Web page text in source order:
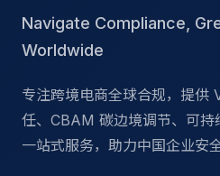
Navigate Compliance,
Worldwide
专注跨境电商全球合规，提供
任、CBAM 碳边境调节、可持
一站式服务，助力中国企业安